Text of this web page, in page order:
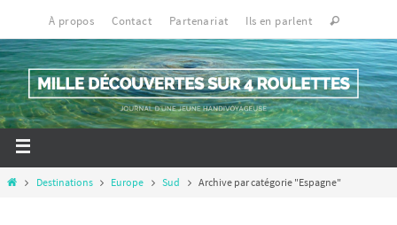
À propos Contact Partenariat Ils en parlent
Destinations Europe Sud Archive par catégorie "Espagne"